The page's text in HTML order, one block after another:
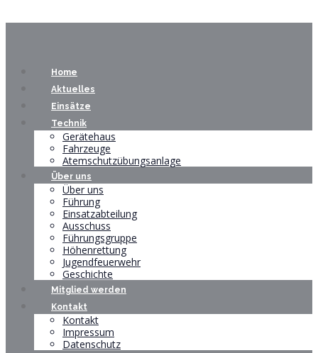
Home
Aktuelles
Einsätze
Technik
Gerätehaus
Fahrzeuge
Atemschutzübungsanlage
Über uns
Über uns
Führung
Einsatzabteilung
Ausschuss
Führungsgruppe
Höhenrettung
Jugendfeuerwehr
Geschichte
Mitglied werden
Kontakt
Kontakt
Impressum
Datenschutz